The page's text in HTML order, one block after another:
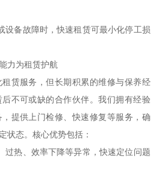
设备故障时，快速租赁可最小化停工损
力为租赁护航
赁服务，但长期积累的维修与保养经
不可或缺的合作伙伴。我们拥有经验
提供上门检修、快速修复等服务，确
状态。核心优势包括：
过热、效率下降等异常，快速定位问题